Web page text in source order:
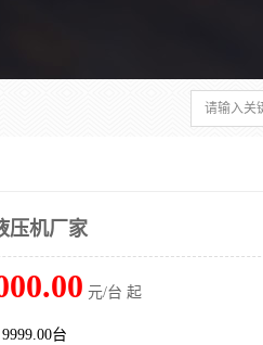
压机厂家
元/台 起
9999.00台